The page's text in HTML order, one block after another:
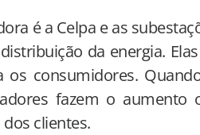
é a Celpa e as
da energia.
consumidores.
fazem o aumento
clientes.